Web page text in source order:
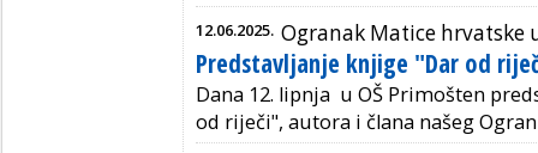
12.06.2025. Ogranak Matice hrvatske
Predstavljanje knjige "Dar od
Dana 12. lipnja u OŠ Primošten
od riječi", autora i člana našeg